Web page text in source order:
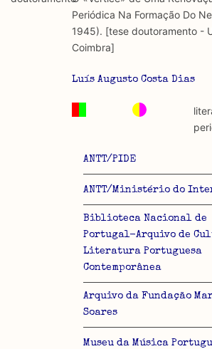
académicos.
Limitações
produzidos até 2022, contudo não foi
discurso e uso da liberdade de
uma censura que é omnipresente,
constitutiva do próprio acto de fala.
abordagens.
Tipo investigação realizada
Empírica
Combinação teórico-empírica
Os resultados obtidos podem ser
.csv para importação em programas de
Periódica Na Formação Do
1945). [tese doutoramento -
Coimbra]
Luís Augusto Costa Dias
ANTT/PIDE
ANTT/Ministério do
Biblioteca Nacional de
Portugal-Arquivo de
Literatura Portuguesa
Contemporânea
Arquivo da Fundação
Soares
Museu da Música